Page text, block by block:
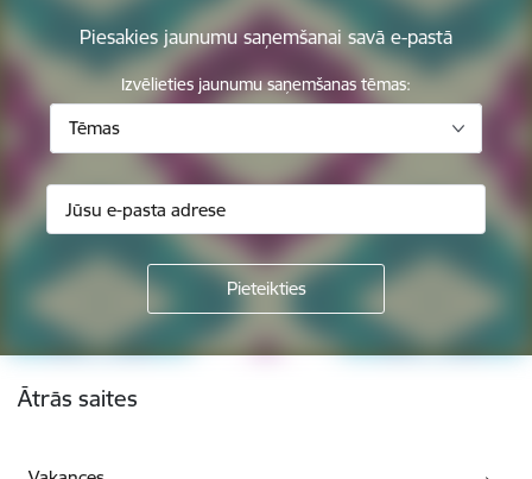
Piesakies jaunumu saņemšanai savā e-pastā
Izvēlieties jaunumu saņemšanas tēmas:
Tēmas
Kājene
Ātrās saites